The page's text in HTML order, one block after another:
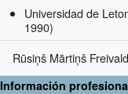
Universidad de
1990)
Rūsiņš Mārtiņš
Información